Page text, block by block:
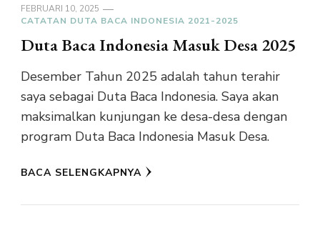
FEBRUARI 10, 2025
CATATAN DUTA BACA INDONESIA 2021-2025
Duta Baca Indonesia Masuk Desa 2025
Desember Tahun 2025 adalah tahun terahir
saya sebagai Duta Baca Indonesia. Saya akan
maksimalkan kunjungan ke desa-desa dengan
program Duta Baca Indonesia Masuk Desa.
BACA SELENGKAPNYA